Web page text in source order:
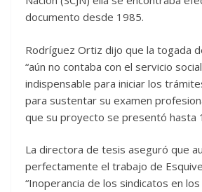
documento desde 1985.
Rodríguez Ortiz dijo que la togada
“aún no contaba con el servicio
indispensable para iniciar los
para sustentar su examen
que su proyecto se presentó hasta
La directora de tesis aseguró que
perfectamente el trabajo de
“Inoperancia de los sindicatos en